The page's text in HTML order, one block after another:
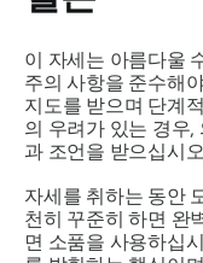
이 자세는 아름다울
주의 사항을 준수해
지도를 받으며 단계
의 우려가 있는 경우
과 조언을 받으십시
자세를 취하는 동안
천히 꾸준히 하면 완
면 소품을 사용하십